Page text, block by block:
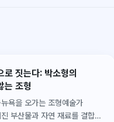
로 짓는다: 박소형의
는 조형
뉴욕을 오가는 조형예술가
부산물과 자연 재료를 결합해